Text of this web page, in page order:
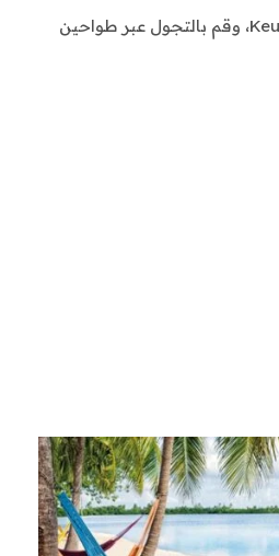
شاهد الألوان المتفجرة لفصل الربيع في حدائق Keukenhof، وقم بالتجول عبر طواحين